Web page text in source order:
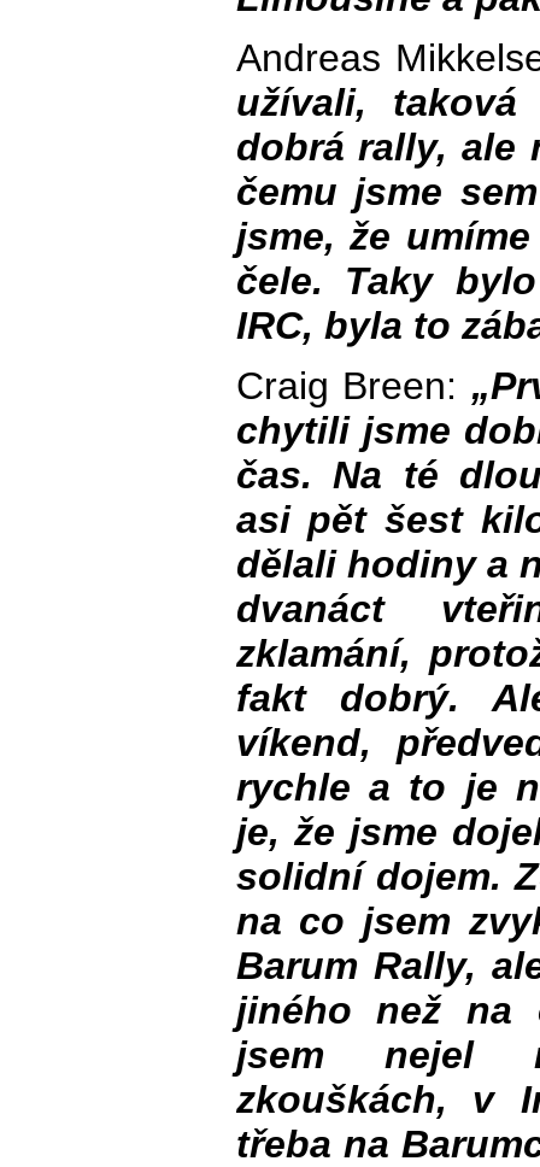
Andreas
užívali,
dobrá rally, ale
čemu jsme
jsme, že
čele. Taky
IRC, byla to
Craig Breen:
chytili jsme
čas. Na té
asi pět šest
dělali hodiny a
dvanáct
zklamání,
fakt dobrý.
víkend,
rychle a to je
je, že jsme
solidní dojem.
na co jsem
Barum Rally,
jiného než na
jsem nejel
zkouškách, v
třeba na